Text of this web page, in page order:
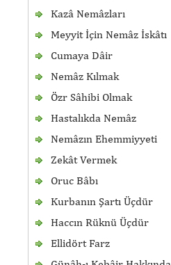
Kazâ Nemâzları
Meyyit İçin Nemâz İskâtı
Cumaya Dâir
Nemâz Kılmak
Özr Sâhibi Olmak
Hastalıkda Nemâz
Nemâzın Ehemmiyyeti
Zekât Vermek
Oruc Bâbı
Kurbanın Şartı Üçdür
Haccın Rüknü Üçdür
Ellidört Farz